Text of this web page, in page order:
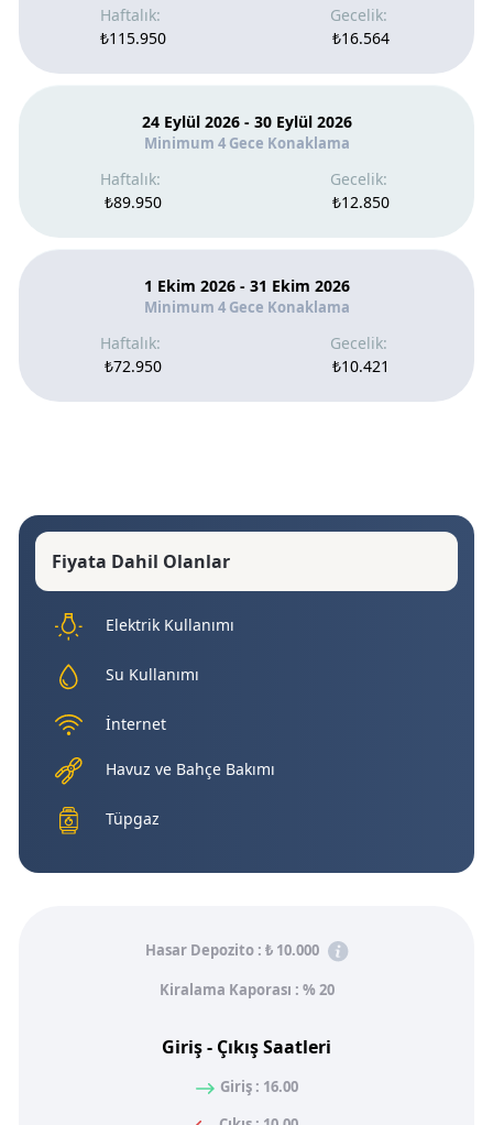
₺115.950 ₺16.564
24 Eylül 2026 - 30 Eylül 2026
Minimum 4 Gece Konaklama
₺89.950 ₺12.850
1 Ekim 2026 - 31 Ekim 2026
Minimum 4 Gece Konaklama
₺72.950 ₺10.421
Fiyata Dahil Olanlar
Elektrik Kullanımı
Su Kullanımı
İnternet
Havuz ve Bahçe Bakımı
Tüpgaz
Hasar Depozito : ₺ 10.000
Kiralama Kaporası : % 20
Giriş - Çıkış Saatleri
Giriş : 16.00